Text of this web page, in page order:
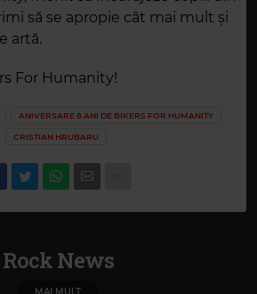
să se apropie cât mai mult și
artă.
For Humanity!
ANIVERSARE 8 ANI DE BIKERS FOR HUMANITY
CRISTIAN HRUBARU
Rock News
MAI MULT